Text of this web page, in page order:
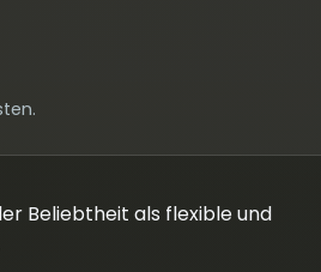
Beliebtheit als flexible und